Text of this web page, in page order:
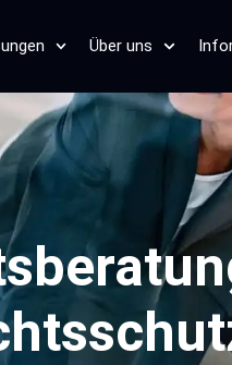
Über uns